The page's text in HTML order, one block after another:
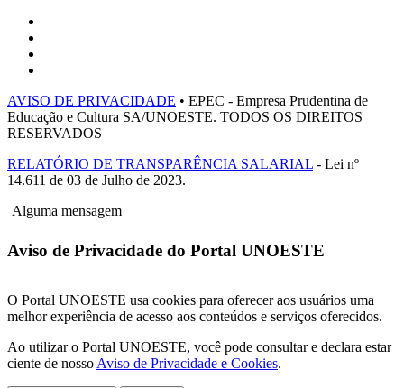
AVISO DE PRIVACIDADE • EPEC - Empresa Prudentina de
Educação e Cultura SA/UNOESTE. TODOS OS DIREITOS
RESERVADOS
RELATÓRIO DE TRANSPARÊNCIA SALARIAL - Lei nº
14.611 de 03 de Julho de 2023.
Alguma mensagem
Aviso de Privacidade do Portal UNOESTE
O Portal UNOESTE usa cookies para oferecer aos usuários uma
melhor experiência de acesso aos conteúdos e serviços oferecidos.
Ao utilizar o Portal UNOESTE, você pode consultar e declara estar
ciente de nosso Aviso de Privacidade e Cookies.